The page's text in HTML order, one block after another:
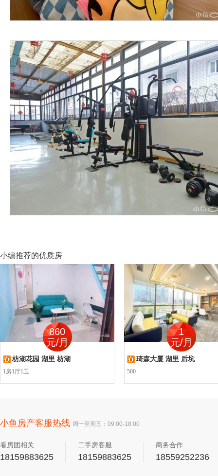
小编推荐的优质房
860
元/月
枋湖花园 湖里 枋湖
1房1厅1卫
1
元/月
琦森大厦 湖里 后坑
500
小鱼房产客服热线 周一至周五：09:00-18:00
看房团相关
18159883625
二手房客服
18159883625
商务合作
18559252236